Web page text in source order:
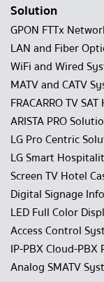
Solution
GPON FTTx
LAN and Fiber
WiFi and Wired
MATV and CATV
FRACARRO TV
ARISTA PRO
LG Pro Centric
LG Smart
Screen TV Hotel
Digital Signage
LED Full Color
Access Control
IP-PBX Cloud-PBX
Analog SMATV